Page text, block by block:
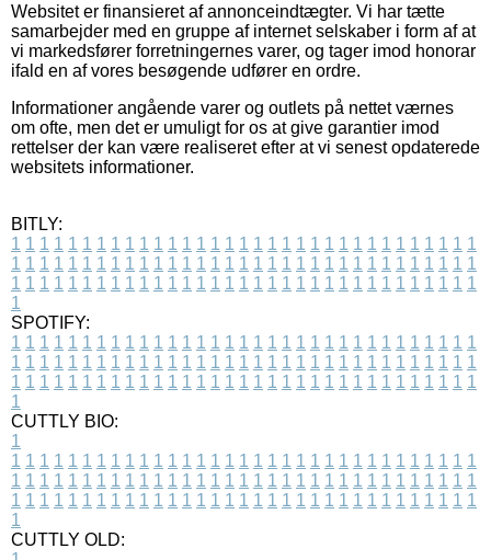
Websitet er finansieret af annonceindtægter. Vi har tætte
samarbejder med en gruppe af internet selskaber i form af at
vi markedsfører forretningernes varer, og tager imod honorar
ifald en af vores besøgende udfører en ordre.
Informationer angående varer og outlets på nettet værnes
om ofte, men det er umuligt for os at give garantier imod
rettelser der kan være realiseret efter at vi senest opdaterede
websitets informationer.
BITLY:
1 1 1 1 1 1 1 1 1 1 1 1 1 1 1 1 1 1 1 1 1 1 1 1 1 1 1 1 1 1 1 1 1
1 1 1 1 1 1 1 1 1 1 1 1 1 1 1 1 1 1 1 1 1 1 1 1 1 1 1 1 1 1 1 1 1
1 1 1 1 1 1 1 1 1 1 1 1 1 1 1 1 1 1 1 1 1 1 1 1 1 1 1 1 1 1 1 1 1
1
SPOTIFY:
1 1 1 1 1 1 1 1 1 1 1 1 1 1 1 1 1 1 1 1 1 1 1 1 1 1 1 1 1 1 1 1 1
1 1 1 1 1 1 1 1 1 1 1 1 1 1 1 1 1 1 1 1 1 1 1 1 1 1 1 1 1 1 1 1 1
1 1 1 1 1 1 1 1 1 1 1 1 1 1 1 1 1 1 1 1 1 1 1 1 1 1 1 1 1 1 1 1 1
1
CUTTLY BIO:
1
1 1 1 1 1 1 1 1 1 1 1 1 1 1 1 1 1 1 1 1 1 1 1 1 1 1 1 1 1 1 1 1 1
1 1 1 1 1 1 1 1 1 1 1 1 1 1 1 1 1 1 1 1 1 1 1 1 1 1 1 1 1 1 1 1 1
1 1 1 1 1 1 1 1 1 1 1 1 1 1 1 1 1 1 1 1 1 1 1 1 1 1 1 1 1 1 1 1 1
1
CUTTLY OLD: